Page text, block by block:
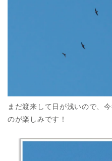
まだ渡来して日が浅いので、
のが楽しみです！